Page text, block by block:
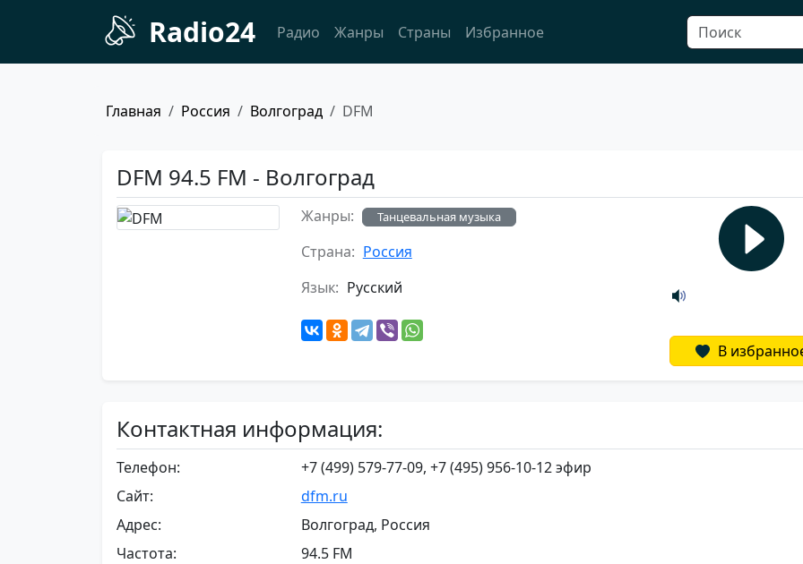
Radio24 Радио Жанры Страны Избранное
Главная Россия Волгоград DFM
DFM 94.5 FM - Волгоград
Жанры: Танцевальная музыка
Страна: Россия
Язык: Русский
В
Контактная информация:
Телефон:
+7 (499) 579-77-09, +7 (495) 956-10-12 эфир
Сайт:
dfm.ru
Адрес:
Волгоград, Россия
Частота:
94.5 FM